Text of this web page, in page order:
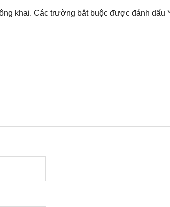
khai. Các trường bắt buộc được đánh dấu *